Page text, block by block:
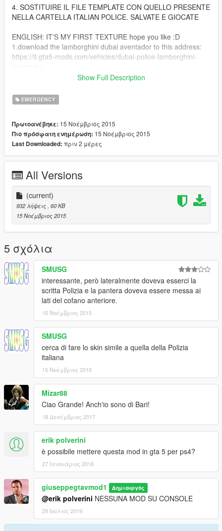
4. SOSTITUIRE IL FILE TEMPLATE CON QUELLO PRESENTE
NELLA CARTELLA ITALIAN POLICE. SALVATE E GIOCATE
ENGLISH: IT'S MY FIRST TEXTURE hope you like :D
1.download the lamborghini dubai aventador to this address:
https://it.gta5-mods.com/vehicles/dubai-police-lamborghini-
2. replace the files in the folder to get the car in the game.
GTAV / X64E.RPF / LEVELS / GTA5 / VEHICLES.RPF /
POLICE3.YTD
FOLDER ITALIAN POLICE. SAVE AND PLAY
Show Full Description
EMERGENCY
Πρωτοανέβηκε: 15 Νοέμβριος 2015
Πιο πρόσφατη ενημέρωση: 15 Νοέμβριος 2015
Last Downloaded: πριν 2 μέρες
All Versions
(current)
932 λήψεις , 60 KB
15 Νοέμβριος 2015
5 σχόλια
SMUSG
interessante, però lateralmente doveva esserci la
scritta Polizia e la pantera doveva essere messa ai
lati del cofano anteriore.
15 Νοέμβριος 2015
SMUSG
cerca di fare lo skin simile a quella della Polizia
italiana
15 Νοέμβριος 2015
Mizar88
Ciao Grande! Anch'io sono di Bari!
18 Δεκέμβριος 2017
erik polverini
è possibile mettere questa mod in gta 5 per ps4?
27 Ιανουάριος 2018
giuseppegtavmod1 Δημιουργός
@erik polverini NESSUNA MOD SU CONSOLE
29 Ιούλιος 2019